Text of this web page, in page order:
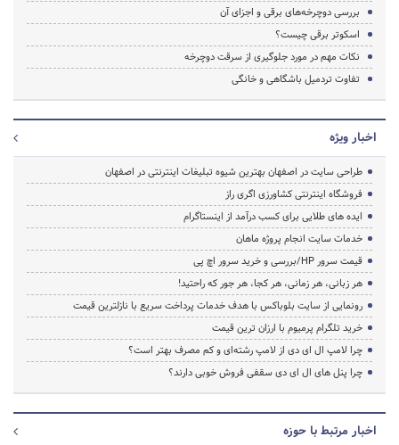
بررسی دوچرخه‌های برقی و اجزای آن
اسکوتر برقی چیست؟
نکات مهم در مورد جلوگیری از سرقت دوچرخه
تفاوت تردمیل باشگاهی و خانگی
اخبار ویژه
طراحی سایت در اصفهان بهترین شیوه تبلیغات اینترنتی در اصفهان
فروشگاه اینترنتی کشاورزی اگری راز
ایده های طلایی برای کسب درآمد از اینستاگرام
خدمات سایت انجام پروژه ماهان
قیمت سرور HP/بررسی و خرید سرور اچ پی
هر زبانی، هر زمانی، هر کجا، هر جور که راحتید!
رونمایی از سایت بلوباکس با هدف خدمات پرداخت سریع با نازلترین قیمت
خرید تلگرام پرمیوم با ارزان ترین قیمت
چرا لامپ ال ای دی از لامپ رشته‌ای و کم مصرف بهتر است؟
چرا پنل های ال ای دی سقفی فروش خوبی دارند؟
اخبار مرتبط با حوزه